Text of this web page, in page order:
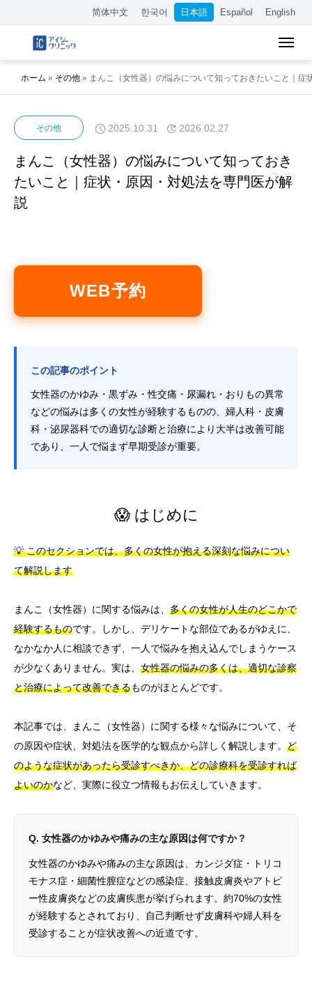
简体中文 한국어 日本語 Español English
ホーム » その他 » まんこ（女性器）の悩みについて知っておきたいこと｜症
その他 2025.10.31 2026.02.27
まんこ（女性器）の悩みについて知っておき
たいこと｜症状・原因・対処法を専門医が解
説
WEB予約
この記事のポイント
女性器のかゆみ・黒ずみ・性交痛・尿漏れ・おりもの異常
などの悩みは多くの女性が経験するものの、婦人科・皮膚
科・泌尿器科での適切な診断と治療により大半は改善可能
であり、一人で悩まず早期受診が重要。
😱 はじめに
💡 このセクションでは、多くの女性が抱える深刻な悩みについ
て解説します
まんこ（女性器）に関する悩みは、 多くの女性が人生のどこかで
経験するものです。しかし、デリケートな部位であるがゆえに、
なかなか人に相談できず、一人で悩みを抱え込んでしまうケース
が少なくありません。実は、 女性器の悩みの多くは、適切な診察
と治療によって改善できるものがほとんどです。
本記事では、まんこ（女性器）に関する様々な悩みについて、そ
の原因や症状、対処法を医学的な観点から詳しく解説します。 ど
のような症状があったら受診すべきか、どの診療科を受診すれば
よいのかなど、実際に役立つ情報もお伝えしていきます。
Q. 女性器のかゆみや痛みの主な原因は何ですか？
女性器のかゆみや痛みの主な原因は、カンジダ症・トリコ
モナス症・細菌性膣症などの感染症、接触皮膚炎やアトピ
ー性皮膚炎などの皮膚疾患が挙げられます。約70%の女性
が経験するとされており、自己判断せず皮膚科や婦人科を
受診することが症状改善への近道です。